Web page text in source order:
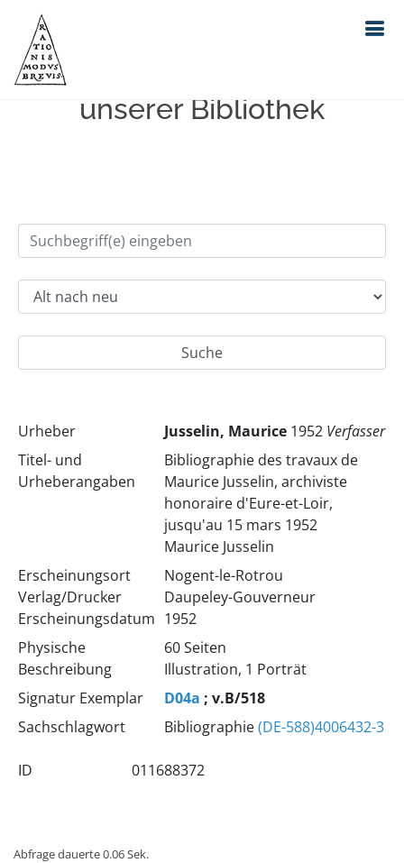
Einfache Suche im Bestand
unserer Bibliothek
Urheber Jusselin, Maurice 1952 Verfasser
Titel- und
Urheberangaben
Bibliographie des travaux de
Maurice Jusselin, archiviste
honoraire d'Eure-et-Loir,
jusqu'au 15 mars 1952
Maurice Jusselin
Erscheinungsort
Verlag/Drucker
Erscheinungsdatum
Nogent-le-Rotrou
Daupeley-Gouverneur
1952
Physische
Beschreibung
60 Seiten
Illustration, 1 Porträt
Signatur Exemplar
D04a ; v.B/518
Sachschlagwort
Bibliographie(DE-588)4006432-3
ID 011688372
Abfrage dauerte 0.06 Sek.